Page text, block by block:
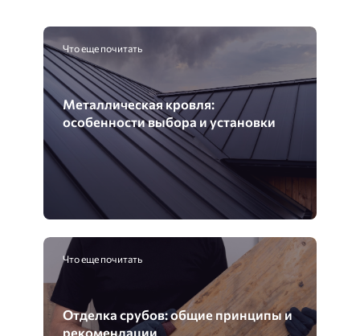
Что еще почитать
Металлическая кровля:
особенности выбора и установки
Что еще почитать
Отделка срубов: общие принципы и
рекомендации